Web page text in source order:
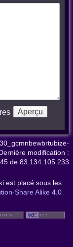
modification :
de 83.134.105.233
est placé sous les
Share Alike 4.0